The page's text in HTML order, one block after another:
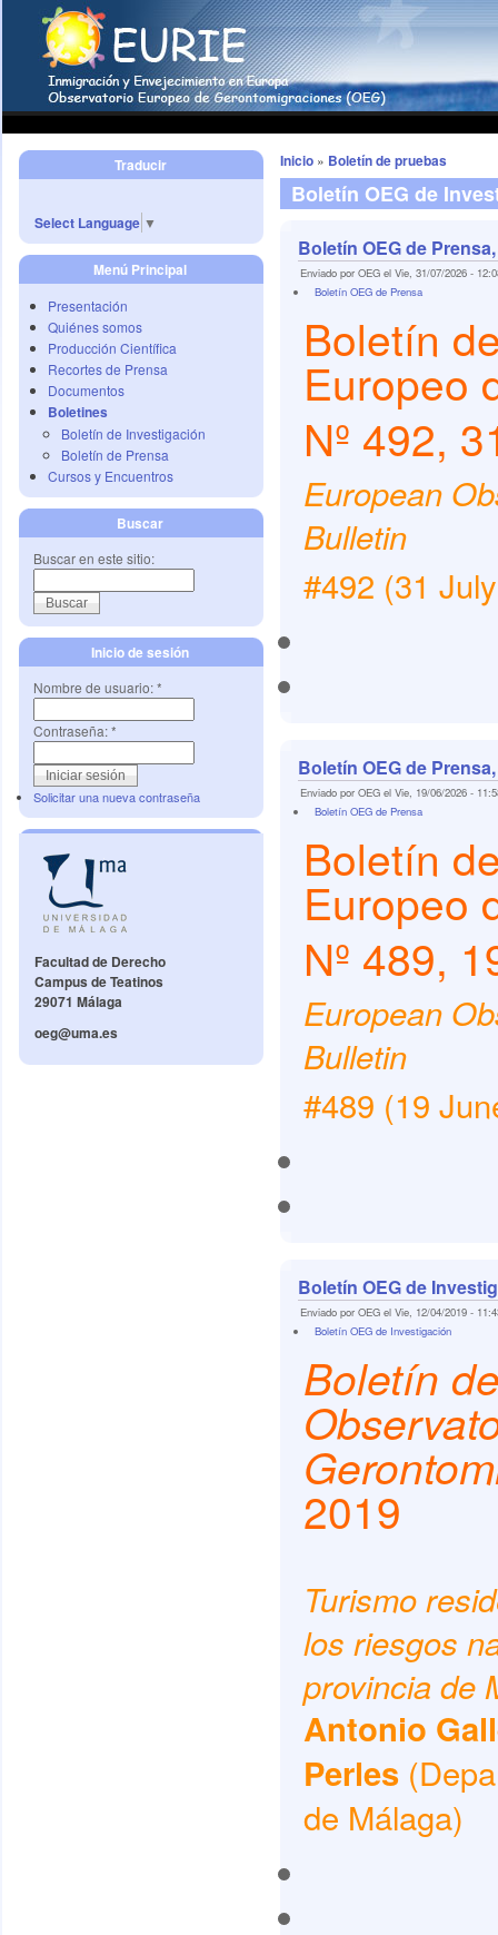
Traducir
Select Language ▼
Menú Principal
Presentación
Quiénes somos
Producción Científica
Recortes de Prensa
Documentos
Boletines
Boletín de Investigación
Boletín de Prensa
Cursos y Encuentros
Buscar
Buscar en este sitio:
Inicio de sesión
Nombre de usuario:*
Contraseña:*
Solicitar una nueva contraseña
Facultad de Derecho
Campus de Teatinos
29071 Málaga
oeg@uma.es
Inicio » Boletín de pruebas
Boletín OEG de
Boletín OEG de Prensa,
Enviado por OEG el Vie, 31/07/2026 -
Boletín OEG de Prensa
Boletín
Europeo
Nº 492,
European
Bulletin
#492 (31
Boletín OEG de Prensa,
Enviado por OEG el Vie, 19/06/2026 -
Boletín OEG de Prensa
Boletín
Europeo
Nº 489,
European
Bulletin
#489 (19
Boletín OEG de
Enviado por OEG el Vie, 12/04/2019 -
Boletín OEG de Investigación
Boletín
2019
Turismo
los riesgos
provincia de
Antonio
Perles
de Málaga)